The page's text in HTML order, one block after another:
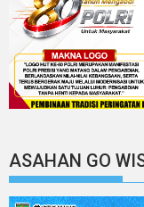
ASAHAN GO